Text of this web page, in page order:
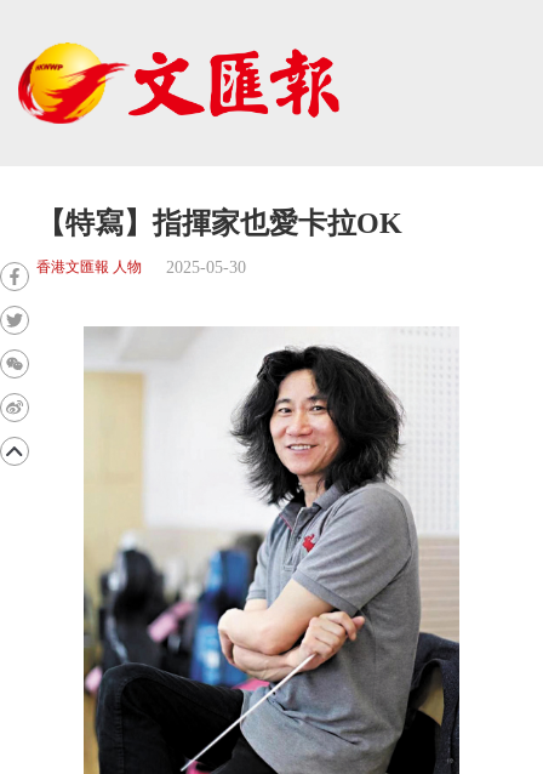
【特寫】指揮家也愛卡拉OK
香港文匯報 人物 2025-05-30